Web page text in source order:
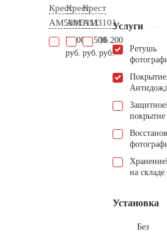
Крест
AM5801
5.100
руб.
Крест
AM3111
24.500
руб.
Крест
AM3101
16.200
руб.
Услуги
Ретушь
Покрытие
Защитное
покрытие
Хранение
на складе
Установка
Без